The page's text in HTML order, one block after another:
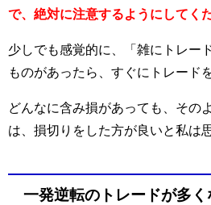
で、絶対に注意するようにしてく
少しでも感覚的に、「雑にトレー
ものがあったら、すぐにトレード
どんなに含み損があっても、その
は、損切りをした方が良いと私は
一発逆転のトレードが多く